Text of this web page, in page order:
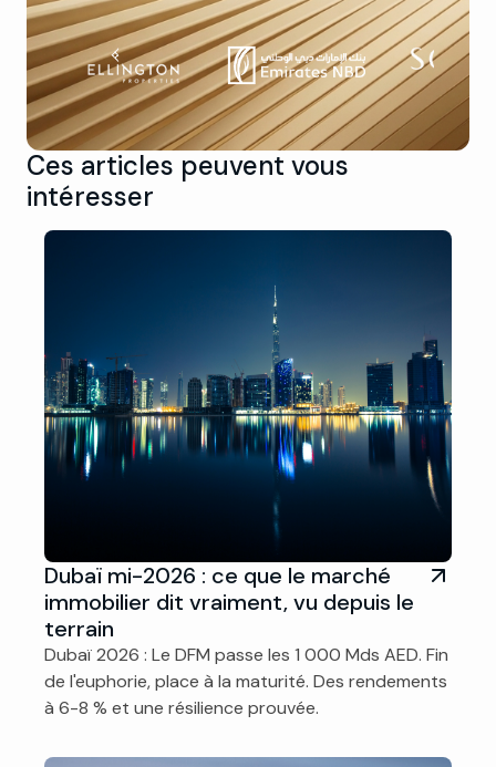
Ces articles peuvent vous
intéresser
Dubaï mi-2026 : ce que le marché
immobilier dit vraiment, vu depuis le
terrain
Dubaï 2026 : Le DFM passe les 1 000 Mds AED. Fin
de l'euphorie, place à la maturité. Des rendements
à 6-8 % et une résilience prouvée.